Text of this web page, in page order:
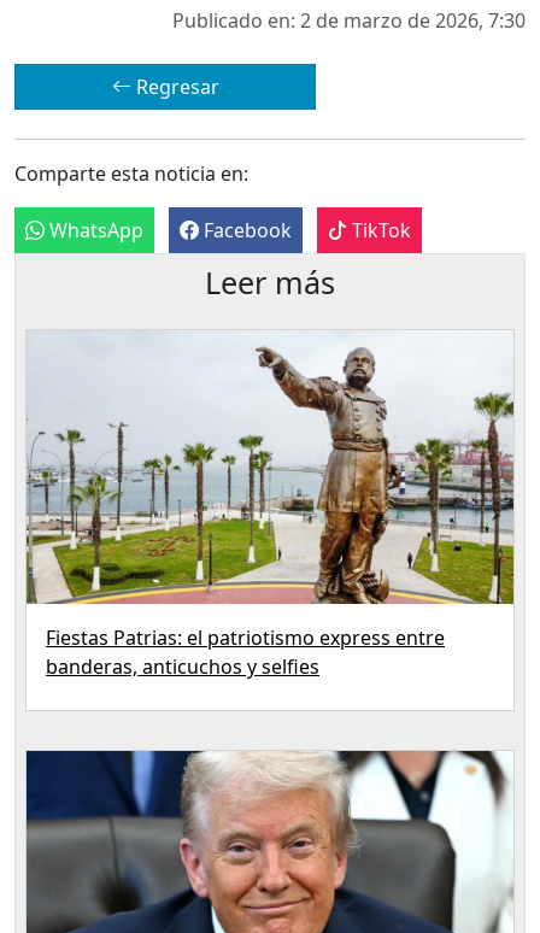
Publicado en: 2 de marzo de 2026, 7:30
Regresar
Comparte esta noticia en:
WhatsApp Facebook TikTok
Leer más
Fiestas Patrias: el patriotismo express entre
banderas, anticuchos y selfies